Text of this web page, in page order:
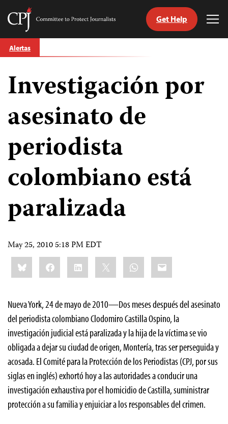
Skip
to
Committee
Journalists
Get Help
Alertas
Investigación por
asesinato de
periodista
colombiano está
paralizada
May 25, 2010 5:18 PM EDT
Share
this:BlueskyFacebookLinkedIn WhatsApp
Email
Nueva York, 24 de mayo de 2010—Dos meses después del asesinato
del periodista colombiano Clodomiro Castilla Ospino, la
investigación judicial está paralizada y la hija de la víctima se vio
obligada a dejar su ciudad de origen, Montería, tras ser perseguida y
acosada. El Comité para la Protección de los Periodistas (CPJ, por sus
siglas en inglés) exhortó hoy a las autoridades a conducir una
investigación exhaustiva por el homicidio de Castilla, suministrar
protección a su familia y enjuiciar a los responsables del crimen.